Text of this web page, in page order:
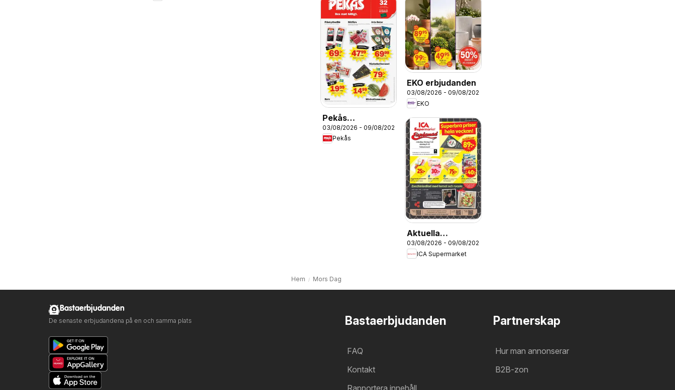
Pekås
erbjudanden
03/08/2026 - 09/08/2026
Pekås
EKO erbjudanden
03/08/2026 - 09/08/2026
EKO
Aktuella
erbjudanden
03/08/2026 - 09/08/2026
ICA Supermarket
Hem Mors Dag
Bastaerbjudanden
FAQ
Kontakt
Partnerskap
Hur man annonserar
B2B-zon
Bastaerbjudanden
De senaste erbjudandena på en och samma plats